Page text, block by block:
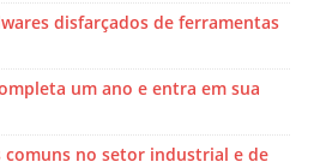
disfarçados de ferramentas
um ano e entra em sua
comuns no setor industrial e de